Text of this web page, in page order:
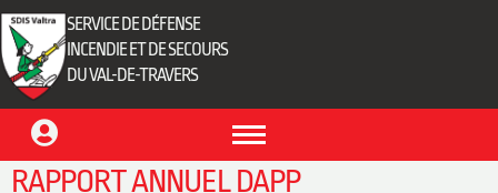
SERVICE DE DÉFENSE
INCENDIE ET DE SECOURS
DU VAL-DE-TRAVERS
RAPPORT ANNUEL DAPP